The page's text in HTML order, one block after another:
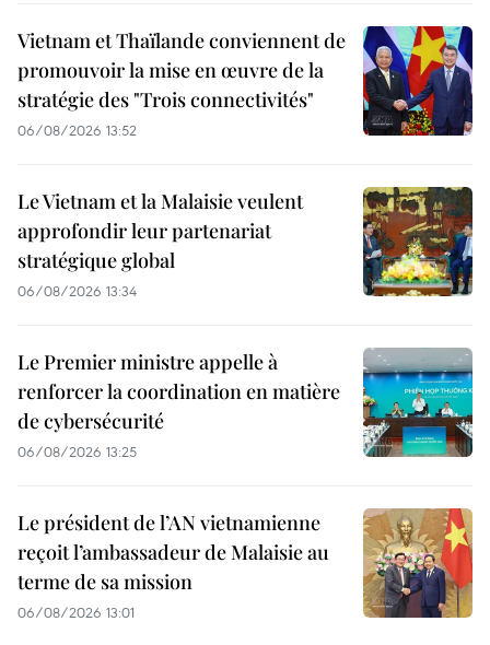
Vietnam et Thaïlande conviennent de
promouvoir la mise en œuvre de la
stratégie des "Trois connectivités"
06/08/2026 13:52
Le Vietnam et la Malaisie veulent
approfondir leur partenariat
stratégique global
06/08/2026 13:34
Le Premier ministre appelle à
renforcer la coordination en matière
de cybersécurité
06/08/2026 13:25
Le président de l’AN vietnamienne
reçoit l’ambassadeur de Malaisie au
terme de sa mission
06/08/2026 13:01